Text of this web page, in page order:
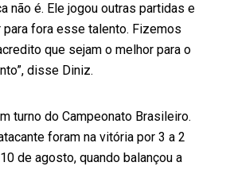
não é. Ele jogou outras partidas e
para fora esse talento. Fizemos
que sejam o melhor para o
disse Diniz.
turno do Campeonato Brasileiro.
foram na vitória por 3 a 2
de agosto, quando balançou a